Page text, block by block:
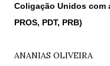
Coligação Unidos com
PROS, PDT, PRB)
ANANIAS OLIVEIRA